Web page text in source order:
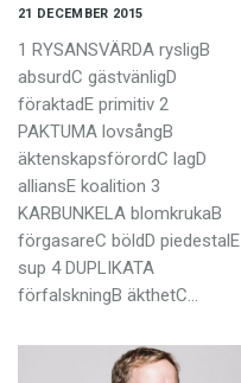
21 DECEMBER 2015
1 RYSANSVÄRDA rysligB
absurdC gästvänligD
föraktadE primitiv 2
PAKTUMA lovsångB
äktenskapsförordC lagD
alliansE koalition 3
KARBUNKELA blomkrukaB
förgasareC böldD piedestalE
sup 4 DUPLIKATA
förfalskningB äkthetC…